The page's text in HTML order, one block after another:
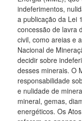
indeferimentos,
a publicação da Lei
concessão de lavra
civil, como areias e
Nacional de
decidir sobre
desses minerais. O
responsabilidade
e nulidade de
mineral, gemas,
energéticos. Os